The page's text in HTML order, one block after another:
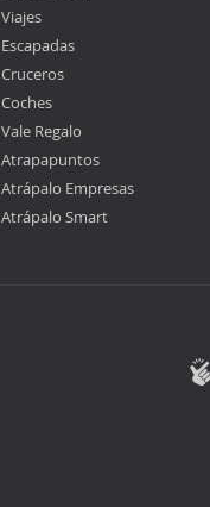
Viajes
Escapadas
Cruceros
Coches
Vale Regalo
Atrapapuntos
Atrápalo Empresas
Atrápalo Smart